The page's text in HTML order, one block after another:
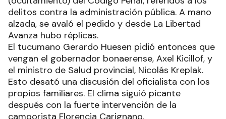
delitos contra la administración pública. A mano
alzada, se avaló el pedido y desde La Libertad
Avanza hubo réplicas.
El tucumano Gerardo Huesen pidió entonces que
vengan el gobernador bonaerense, Axel Kicillof, y
el ministro de Salud provincial, Nicolás Kreplak.
Esto desató una discusión del oficialista con los
propios familiares. El clima siguió picante
después con la fuerte intervención de la
camporista Florencia Carignano.